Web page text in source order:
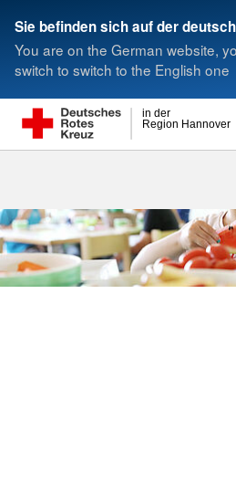
Sie befinden sich auf der
You are on the German website,
switch to switch to the English one
Region Hannover
in der